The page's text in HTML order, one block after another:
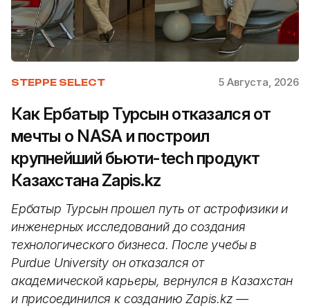
STEPPE SELECT 5 Августа, 2026
Как Ербатыр Турсын отказался от
мечты о NASA и построил
крупнейший бьюти-tech продукт
Казахстана Zapis.kz
Ербатыр Турсын прошел путь от астрофизики и
инженерных исследований до создания
технологического бизнеса. После учебы в
Purdue University он отказался от
академической карьеры, вернулся в Казахстан
и присоединился к созданию Zapis.kz —